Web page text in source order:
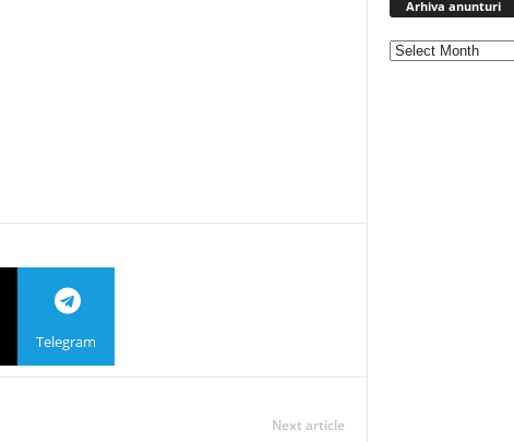
Telegram
Next article
Arhiva anunturi